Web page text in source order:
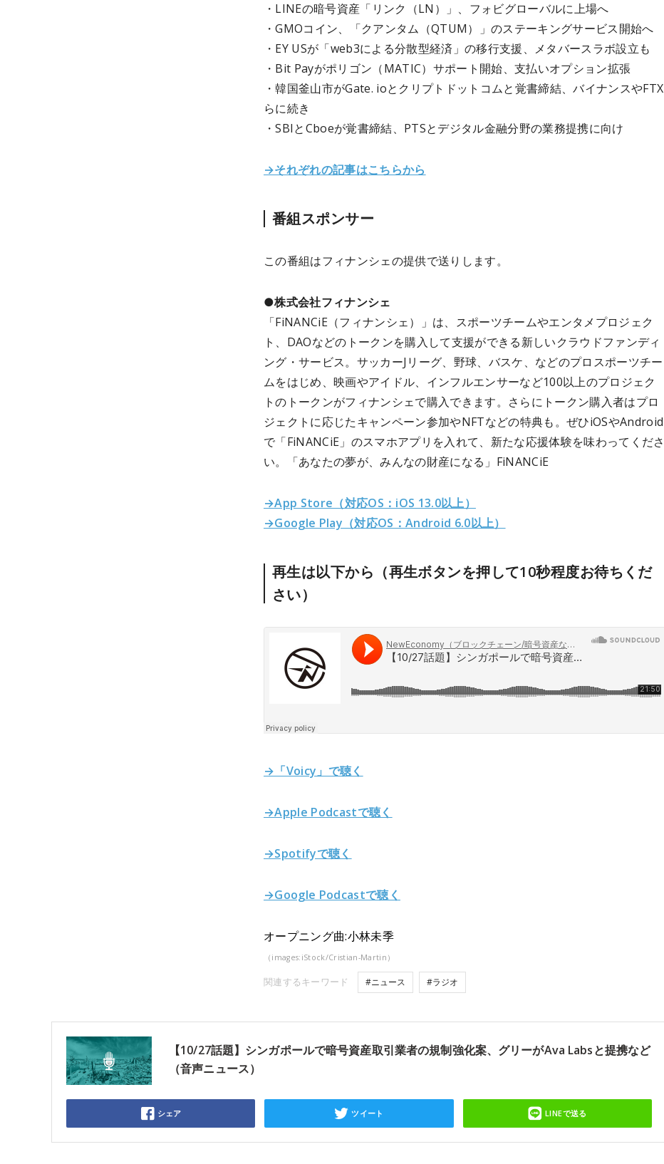
・LINEの暗号資産「リンク（LN）」、フォビグローバルに上場へ
・GMOコイン、「クアンタム（QTUM）」のステーキングサービス開始へ
・EY USが「web3による分散型経済」の移行支援、メタバースラボ設立も
・Bit Payがポリゴン（MATIC）サポート開始、支払いオプション拡張
・韓国釜山市がGate. ioとクリプトドットコムと覚書締結、バイナンスやFTX
らに続き
・SBIとCboeが覚書締結、PTSとデジタル金融分野の業務提携に向け
→それぞれの記事はこちらから
番組スポンサー
この番組はフィナンシェの提供で送りします。
●株式会社フィナンシェ
「FiNANCiE（フィナンシェ）」は、スポーツチームやエンタメプロジェク
ト、DAOなどのトークンを購入して支援ができる新しいクラウドファンディ
ング・サービス。サッカーJリーグ、野球、バスケ、などのプロスポーツチー
ムをはじめ、映画やアイドル、インフルエンサーなど100以上のプロジェク
トのトークンがフィナンシェで購入できます。さらにトークン購入者はプロ
ジェクトに応じたキャンペーン参加やNFTなどの特典も。ぜひiOSやAndroid
で「FiNANCiE」のスマホアプリを入れて、新たな応援体験を味わってくださ
い。「あなたの夢が、みんなの財産になる」FiNANCiE
→App Store（対応OS：iOS 13.0以上）
→Google Play（対応OS：Android 6.0以上）
再生は以下から（再生ボタンを押して10秒程度お待ちくだ
さい）
→「Voicy」で聴く
→Apple Podcastで聴く
→Spotifyで聴く
→Google Podcastで聴く
オープニング曲:小林未季
（images:iStock/Cristian-Martin）
関連するキーワード #ニュース #ラジオ
【10/27話題】シンガポールで暗号資産取引業者の規制強化案、グリーがAva Labsと提携など
（音声ニュース）
シェア ツイート LINEで送る